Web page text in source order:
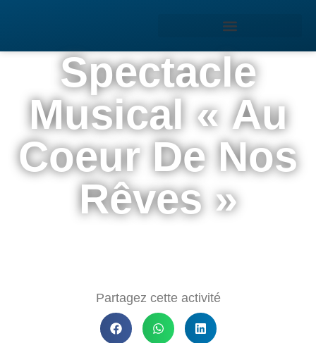
Spectacle
Musical « Au
Coeur De Nos
Rêves »
Partagez cette activité